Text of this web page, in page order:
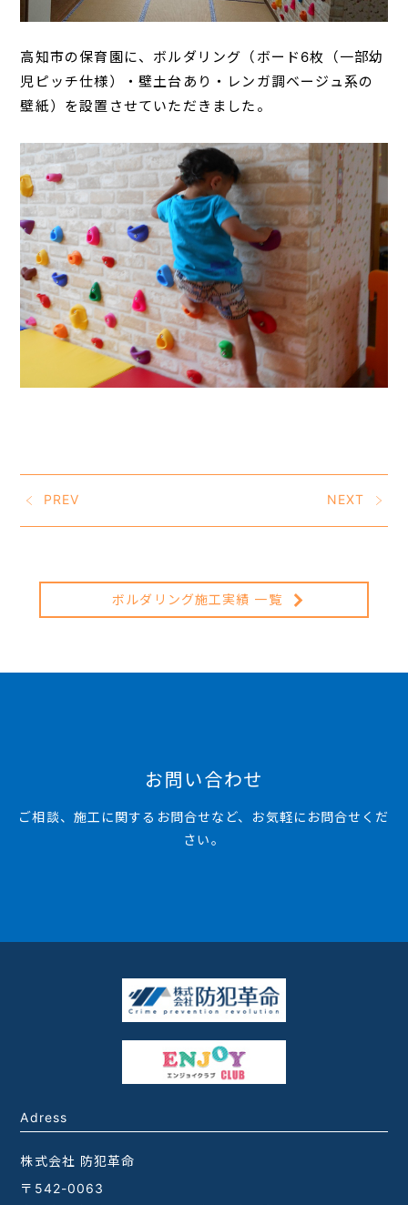
高知市の保育園に、ボルダリング（ボード6枚（一部幼
児ピッチ仕様）・壁土台あり・レンガ調ベージュ系の
壁紙）を設置させていただきました。
PREV NEXT
ボルダリング施工実績 一覧
お問い合わせ
ご相談、施工に関するお問合せなど、お気軽にお問合せくだ
さい。
Adress
株式会社 防犯革命
〒542-0063